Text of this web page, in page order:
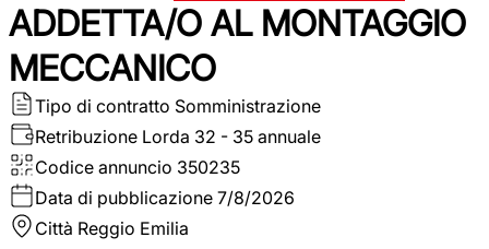
ADDETTA/O AL MONTAGGIO
MECCANICO
Tipo di contratto Somministrazione
Retribuzione Lorda 32 - 35 annuale
Codice annuncio 350235
Data di pubblicazione 7/8/2026
Città Reggio Emilia